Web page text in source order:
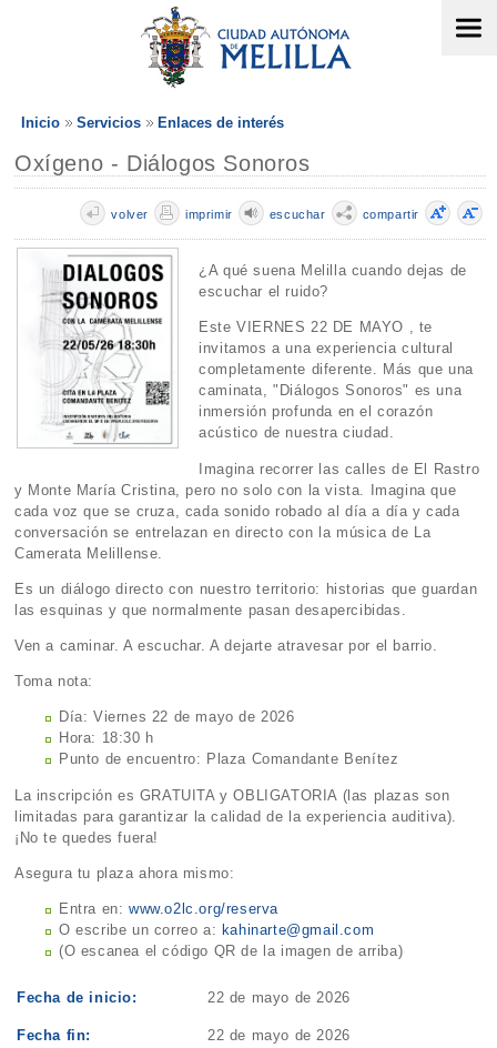
Inicio Servicios Enlaces de interés
Oxígeno - Diálogos Sonoros
compartir
escuchar
imprimir
volver
¿A qué suena Melilla cuando dejas de
escuchar el ruido?
Este VIERNES 22 DE MAYO , te
invitamos a una experiencia cultural
completamente diferente. Más que una
caminata, "Diálogos Sonoros" es una
inmersión profunda en el corazón
acústico de nuestra ciudad.
Imagina recorrer las calles de El Rastro
y Monte María Cristina, pero no solo con la vista. Imagina que
cada voz que se cruza, cada sonido robado al día a día y cada
conversación se entrelazan en directo con la música de La
Camerata Melillense.
Es un diálogo directo con nuestro territorio: historias que guardan
las esquinas y que normalmente pasan desapercibidas.
Ven a caminar. A escuchar. A dejarte atravesar por el barrio.
Toma nota:
Día: Viernes 22 de mayo de 2026
Hora: 18:30 h
Punto de encuentro: Plaza Comandante Benítez
La inscripción es GRATUITA y OBLIGATORIA (las plazas son
limitadas para garantizar la calidad de la experiencia auditiva).
¡No te quedes fuera!
Asegura tu plaza ahora mismo:
Entra en:www.o2lc.org/reserva
O escribe un correo a: kahinarte@gmail.com
(O escanea el código QR de la imagen de arriba)
Fecha de inicio: 22 de mayo de 2026
Fecha fin: 22 de mayo de 2026